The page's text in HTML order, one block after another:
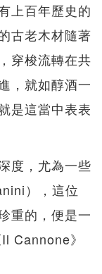
上百年歷史的
古老木材隨著
穿梭流轉在共
，就如醇酒一
是這當中表表
度，尤為一些
），這位
重的，便是一
Cannone》